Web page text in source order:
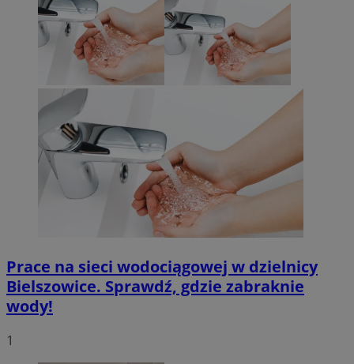
Prace na sieci wodociągowej w dzielnicy
Bielszowice. Sprawdź, gdzie zabraknie
wody!
1